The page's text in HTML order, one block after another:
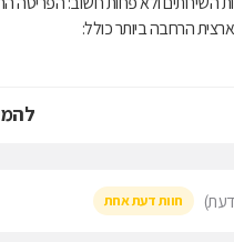
הרחבה ביותר כולל:
חוות דעת אחת